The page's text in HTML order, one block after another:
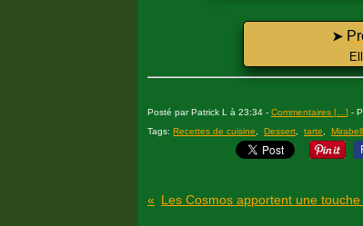
➤
Posté par Patrick L à 23:34 - Commentaires [ ] -
Tags: Recettes de cuisine Dessert tarte
Les Cosmos apportent une